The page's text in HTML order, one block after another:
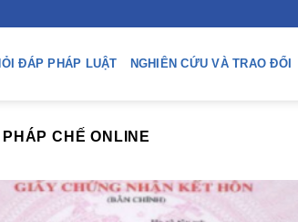
ĐÁP PHÁP LUẬT NGHIÊN CỨU VÀ TRAO ĐỔI
PHÁP CHẾ ONLINE